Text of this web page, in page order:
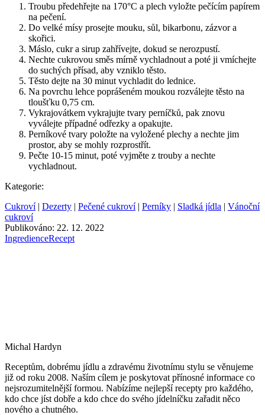
Troubu předehřejte na 170°C a plech vyložte pečícím papírem
na pečení.
Do velké mísy prosejte mouku, sůl, bikarbonu, zázvor a
skořici.
Máslo, cukr a sirup zahřívejte, dokud se nerozpustí.
Nechte cukrovou směs mírně vychladnout a poté ji vmíchejte
do suchých přísad, aby vzniklo těsto.
Těsto dejte na 30 minut vychladit do lednice.
Na povrchu lehce poprášeném moukou rozválejte těsto na
tloušťku 0,75 cm.
Vykrajovátkem vykrajujte tvary perníčků, pak znovu
vyválejte případné odřezky a opakujte.
Perníkové tvary položte na vyložené plechy a nechte jim
prostor, aby se mohly rozprostřít.
Pečte 10-15 minut, poté vyjměte z trouby a nechte
vychladnout.
Kategorie:
Cukroví| Dezerty | Pečené cukroví| Perníky | Sladká jídla | Vánoční
cukroví
Publikováno: 22. 12. 2022
IngredienceRecept
Michal Hardyn
Receptům, dobrému jídlu a zdravému životnímu stylu se věnujeme
již od roku 2008. Naším cílem je poskytovat přínosné informace co
nejsrozumitelnější formou. Nabízíme nejlepší recepty pro každého,
kdo chce jíst dobře a kdo chce do svého jídelníčku zařadit něco
nového a chutného.